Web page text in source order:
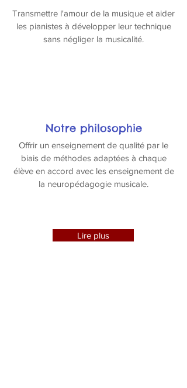
Notre philosophie
Transmettre l'amour de la musique et aider
les pianistes à développer leur technique
sans négliger la musicalité.
Offrir un enseignement de qualité par le
biais de méthodes adaptées à chaque
élève en accord avec les enseignement de
la neuropédagogie musicale.
Lire plus